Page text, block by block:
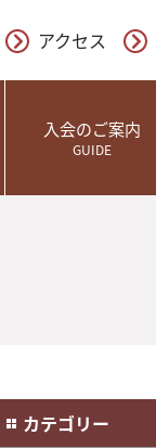
アクセス
入会のご案内
GUIDE
カテゴリー